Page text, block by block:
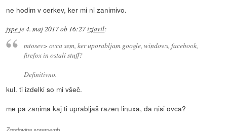
ne hodim v cerkev, ker mi ni zanimivo.
jype je4. maj 2017 ob 16:27izjavil:
mtosev> ovca sem, ker uporabljam google, windows, facebook,
firefox in ostali stuff?
Definitivno.
kul. ti izdelki so mi všeč.
me pa zanima kaj ti uprabljaš razen linuxa, da nisi ovca?